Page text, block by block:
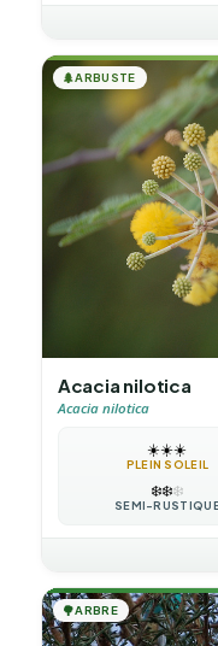
🌲ARBUSTE
Acacia nilotica
Acacia nilotica
☀️☀️☀️
PLEIN SOLEIL
❄️❄️❄️
SEMI-
🌳ARBRE